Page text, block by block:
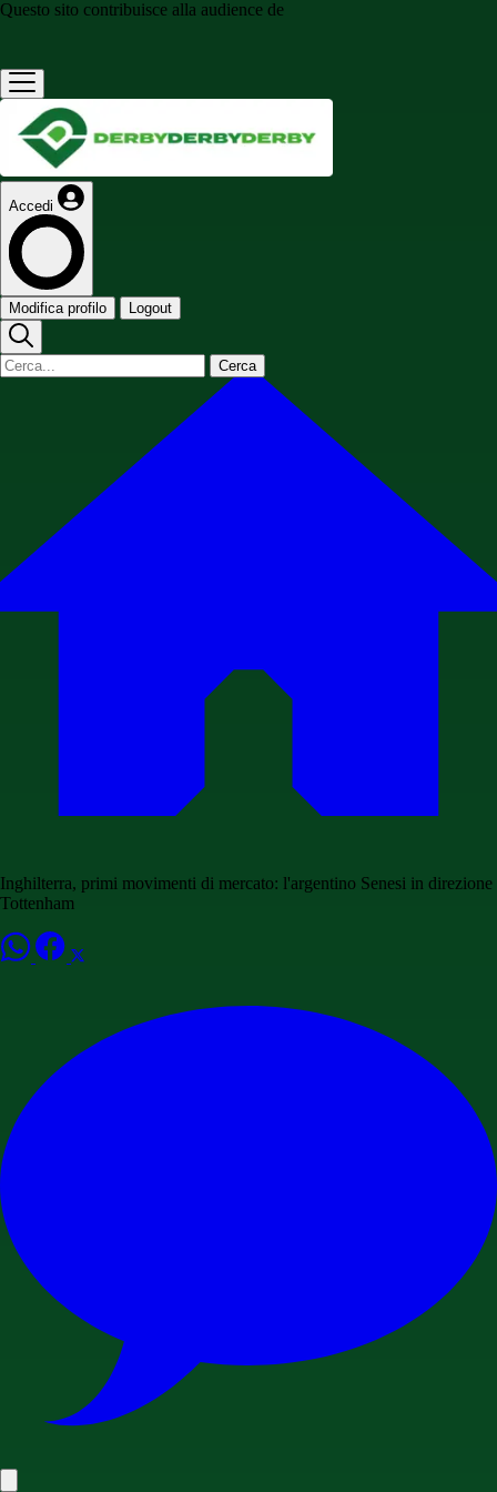
Questo sito contribuisce alla audience de
Accedi
Modifica profilo Logout
Cerca
Inghilterra, primi movimenti di mercato: l'argentino Senesi in direzione
Tottenham